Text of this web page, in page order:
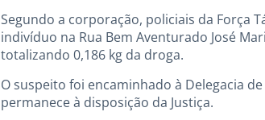
Segundo a corporação, policiais da Força
indivíduo na Rua Bem Aventurado José
totalizando 0,186 kg da droga.
O suspeito foi encaminhado à Delegacia
permanece à disposição da Justiça.